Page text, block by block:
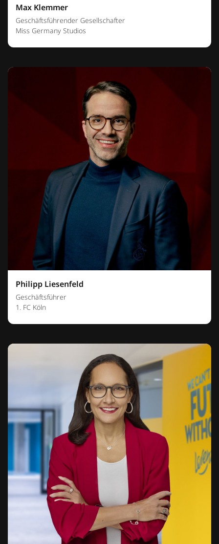
Max Klemmer
Geschäftsführender Gesellschafter
Miss Germany Studios
Philipp Liesenfeld
Geschäftsführer
1. FC Köln